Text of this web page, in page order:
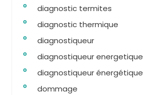
diagnostic termites
diagnostic thermique
diagnostiqueur
diagnostiqueur energetique
diagnostiqueur énergétique
dommage